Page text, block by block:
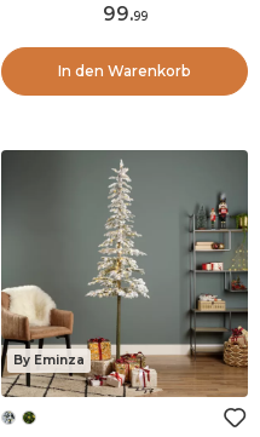
99.99
In den Warenkorb
By Eminza